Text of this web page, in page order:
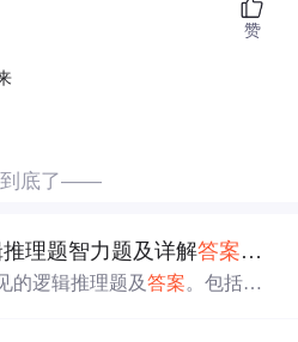
赞
底了——
理题智力题及详解答案（三
的逻辑推理题及答案。包括三